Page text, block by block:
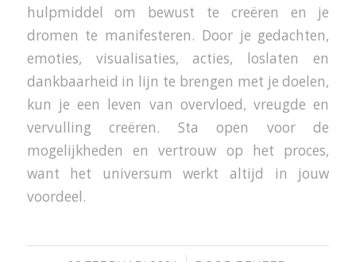
hulpmiddel om bewust te creëren en je
dromen te manifesteren. Door je gedachten,
emoties, visualisaties, acties, loslaten en
dankbaarheid in lijn te brengen met je doelen,
kun je een leven van overvloed, vreugde en
vervulling creëren. Sta open voor de
mogelijkheden en vertrouw op het proces,
want het universum werkt altijd in jouw
voordeel.